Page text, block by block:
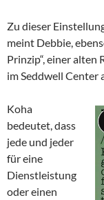
Zu dieser
meint Debbie,
Prinzip“, einer alten
im Seddwell Center
Koha
bedeutet, dass
jede und jeder
für eine
Dienstleistung
oder einen